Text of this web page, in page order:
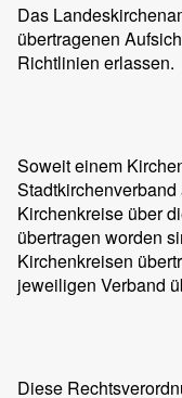
Das
übertragenen
Richtlinien erlassen.
Soweit einem
Kirchenkreise über
übertragen worden
Kirchenkreisen
jeweiligen Verband
Diese